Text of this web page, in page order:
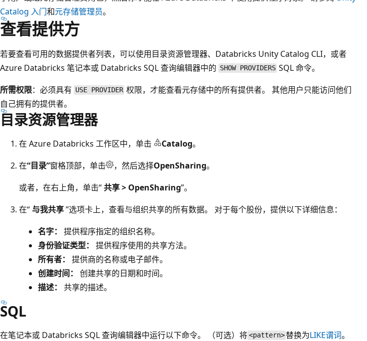
Catalog 入门和元存储管理员。
查看提供方
若要查看可用的数据提供者列表，可以使用目录资源管理器、Databricks Unity Catalog CLI，或者
Azure Databricks 笔记本或 Databricks SQL 查询编辑器中的 SHOW PROVIDERS SQL 命令。
所需权限：必须具有 USE PROVIDER 权限，才能查看元存储中的所有提供者。 其他用户只能访问他们
自己拥有的提供者。
目录资源管理器
在 Azure Databricks 工作区中，单击 Catalog。
在“目录”窗格顶部，单击 ，然后选择OpenSharing。
或者，在右上角，单击“共享 > OpenSharing”。
在“ 与我共享”选项卡上，查看与组织共享的所有数据。 对于每个股份，提供以下详细信息：
名字：
提供程序指定的组织名称。
身份验证类型：
提供程序使用的共享方法。
所有者：
提供商的名称或电子邮件。
创建时间：
创建共享的日期和时间。
描述：
共享的描述。
SQL
在笔记本或 Databricks SQL 查询编辑器中运行以下命令。 （可选）将<pattern> 替换为LIKE谓词。